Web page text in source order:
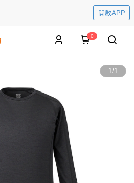
開啟APP
0
1/1